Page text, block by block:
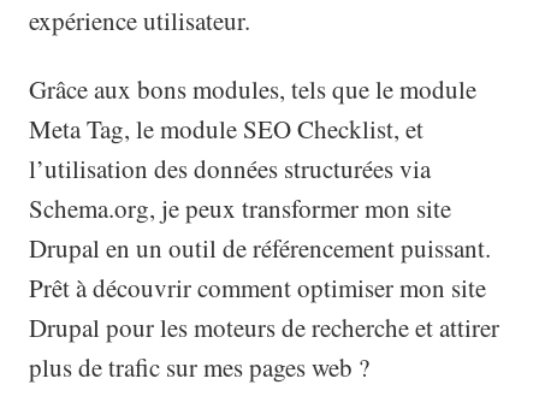
expérience utilisateur.
Grâce aux bons modules, tels que le module
Meta Tag, le module SEO Checklist, et
l’utilisation des données structurées via
Schema.org, je peux transformer mon site
Drupal en un outil de référencement puissant.
Prêt à découvrir comment optimiser mon site
Drupal pour les moteurs de recherche et attirer
plus de trafic sur mes pages web ?